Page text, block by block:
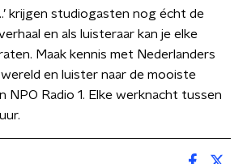
krijgen studiogasten nog écht de
en als luisteraar kan je elke
Maak kennis met Nederlanders
en luister naar de mooiste
NPO Radio 1. Elke werknacht tussen